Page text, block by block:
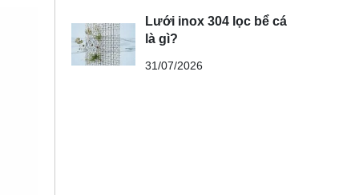
Lưới inox 304 lọc bể cá
là gì?
31/07/2026